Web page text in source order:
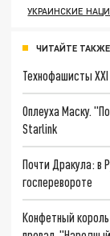
УКРАИНСКИЕ
ЧИТАЙТЕ
Технофашисты XXI
Оплеуха Маску.
Starlink
Почти Дракула: в
госперевороте
Конфетный